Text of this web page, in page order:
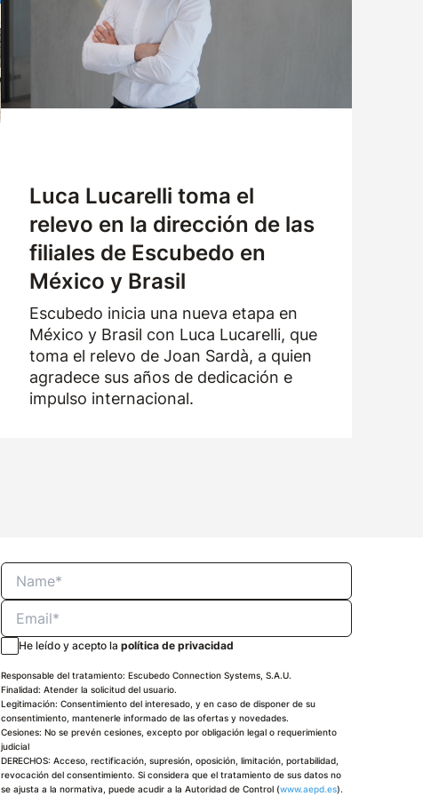
Luca Lucarelli toma el
relevo en la dirección de las
filiales de Escubedo en
México y Brasil
Escubedo inicia una nueva etapa en
México y Brasil con Luca Lucarelli, que
toma el relevo de Joan Sardà, a quien
agradece sus años de dedicación e
impulso internacional.
He leído y acepto lapolítica de privacidad
Responsable del tratamiento: Escubedo Connection Systems, S.A.U.
Finalidad: Atender la solicitud del usuario.
Legitimación: Consentimiento del interesado, y en caso de disponer de su
consentimiento, mantenerle informado de las ofertas y novedades.
Cesiones: No se prevén cesiones, excepto por obligación legal o requerimiento
judicial
DERECHOS: Acceso, rectificación, supresión, oposición, limitación, portabilidad,
revocación del consentimiento. Si considera que el tratamiento de sus datos no
se ajusta a la normativa, puede acudir a la Autoridad de Control (www.aepd.es).